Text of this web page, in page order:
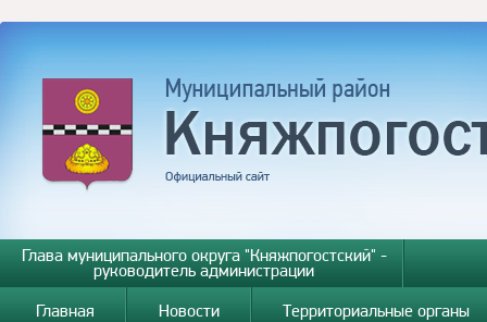
Глава муниципального округа "Княжпогостский" -
руководитель администрации
Главная
Новости Территориальные органы